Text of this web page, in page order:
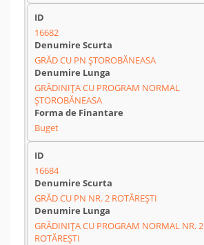
16682
GRĂD CU PN ȘTOROBĂNEASA
GRĂDINIȚA CU PROGRAM NORMAL
ȘTOROBĂNEASA
Buget
16684
GRĂD CU PN NR. 2 ROTĂREȘTI
GRĂDINIȚA CU PROGRAM NORMAL NR. 2
ROTĂREȘTI